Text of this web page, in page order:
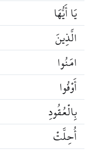
يَا أَيُّهَا
الَّذِينَ
امَنُوا
أَوْفُوا
بِالْعُقُودِ
أُحِلَّتْ